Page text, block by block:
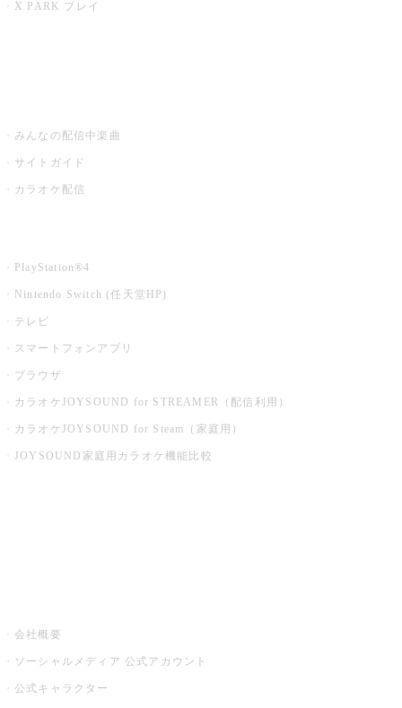
X PARK プレイ
みんなの配信中楽曲
サイトガイド
カラオケ配信
PlayStation®4
Nintendo Switch (任天堂HP)
テレビ
スマートフォンアプリ
ブラウザ
カラオケJOYSOUND for STREAMER（配信利用）
カラオケJOYSOUND for Steam（家庭用）
JOYSOUND家庭用カラオケ機能比較
会社概要
ソーシャルメディア 公式アカウント
公式キャラクター